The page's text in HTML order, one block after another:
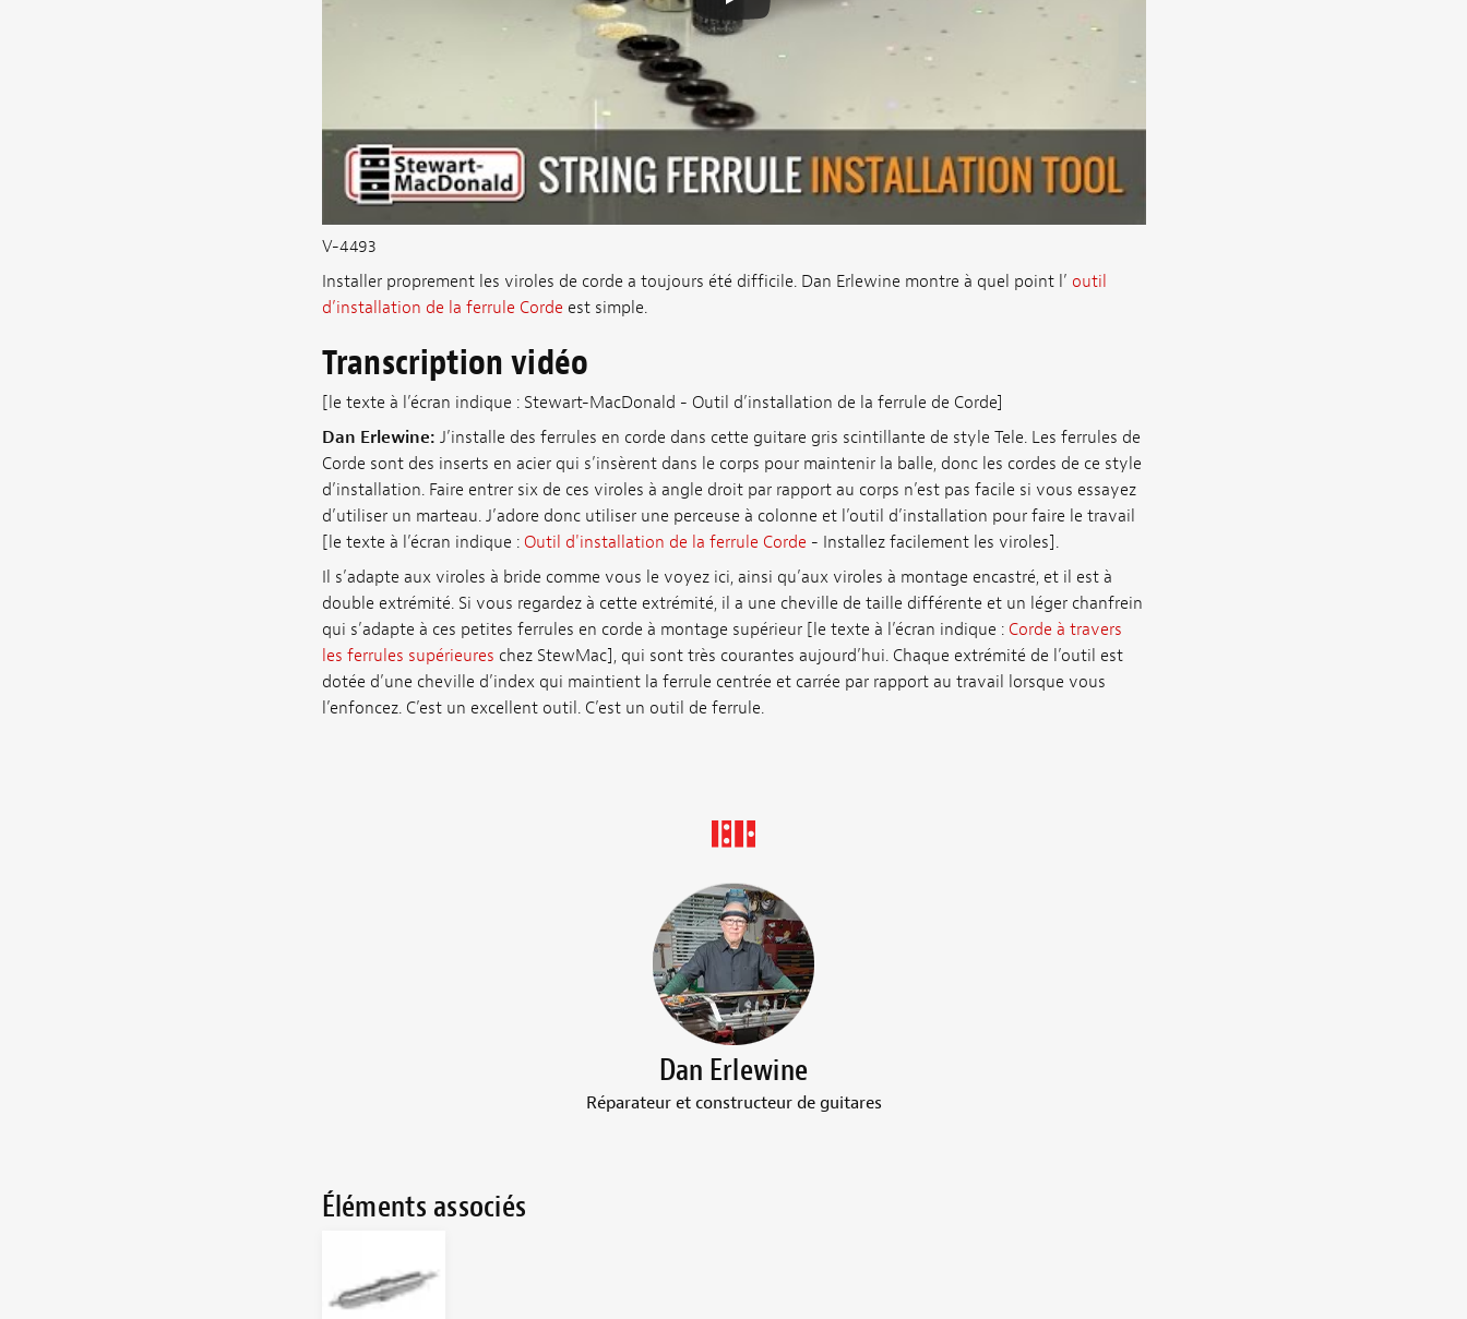
V-4493
Installer proprement les viroles de corde a toujours été difficile. Dan Erlewine montre à quel point l’ outil
d’installation de la ferrule Corde est simple.
Transcription vidéo
[le texte à l’écran indique : Stewart-MacDonald - Outil d’installation de la ferrule de Corde]
Dan Erlewine: J’installe des ferrules en corde dans cette guitare gris scintillante de style Tele. Les ferrules de
Corde sont des inserts en acier qui s’insèrent dans le corps pour maintenir la balle, donc les cordes de ce style
d’installation. Faire entrer six de ces viroles à angle droit par rapport au corps n’est pas facile si vous essayez
d’utiliser un marteau. J’adore donc utiliser une perceuse à colonne et l’outil d’installation pour faire le travail
[le texte à l’écran indique : Outil d'installation de la ferrule Corde - Installez facilement les viroles].
Il s’adapte aux viroles à bride comme vous le voyez ici, ainsi qu’aux viroles à montage encastré, et il est à
double extrémité. Si vous regardez à cette extrémité, il a une cheville de taille différente et un léger chanfrein
qui s’adapte à ces petites ferrules en corde à montage supérieur [le texte à l’écran indique : Corde à travers
les ferrules supérieures chez StewMac], qui sont très courantes aujourd’hui. Chaque extrémité de l’outil est
dotée d’une cheville d’index qui maintient la ferrule centrée et carrée par rapport au travail lorsque vous
l’enfoncez. C’est un excellent outil. C’est un outil de ferrule.
Dan Erlewine
Réparateur et constructeur de guitares
Éléments associés